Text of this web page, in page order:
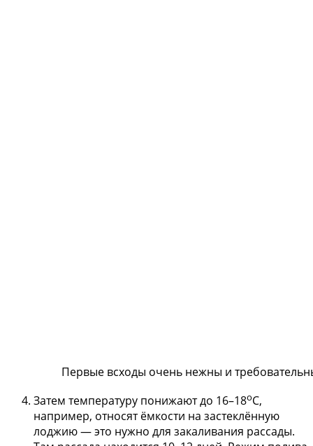
Первые всходы очень нежны и
Затем температуру понижают до 16–18оС,
например, относят ёмкости на застеклённую
лоджию — это нужно для закаливания рассады.